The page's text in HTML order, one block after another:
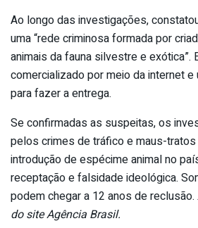
Ao longo das investigações,
uma “rede criminosa formada por
animais da fauna silvestre e exótica”.
comercializado por meio da internet
para fazer a entrega.
Se confirmadas as suspeitas, os
pelos crimes de tráfico e maus-tratos
introdução de espécime animal no
receptação e falsidade ideológica.
podem chegar a 12 anos de reclusão.
do site Agência Brasil.